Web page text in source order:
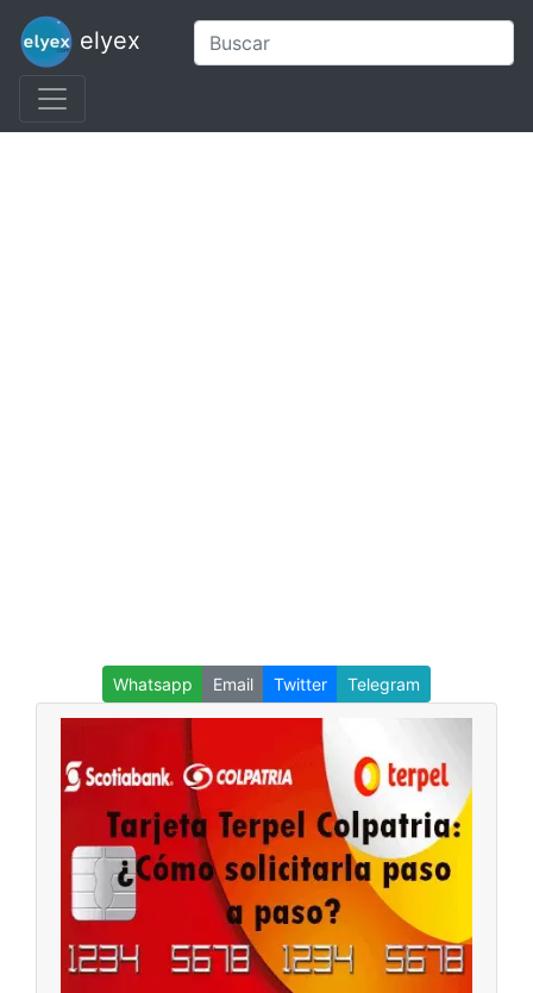
elyex
Whatsapp Email Twitter Telegram